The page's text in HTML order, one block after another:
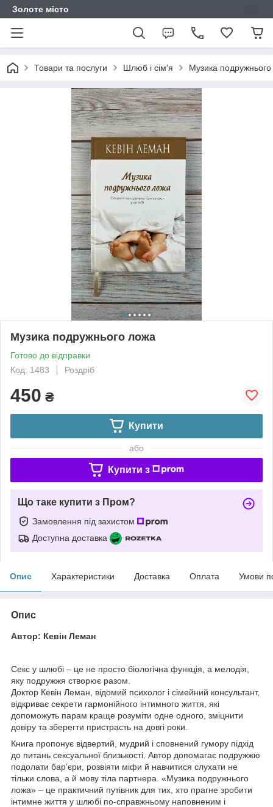
Золоте місто
Товари та послуги Шлюб і сім'я Музика
Музика подружнього ложа
Готово до відправки
Код: 1483
Роздріб
450 ₴
Купити
або
Купити з
Що таке купити з Пром?
Замовлення під захистом
Доступна доставка
Опис Характеристики Доставка Оплата Умови
Опис
Автор: Кевін Леман
Секс у шлюбі – це не просто біологічна функція, а мелодія,
яку подружжя створює разом.
Доктор Кевін Леман, відомий психолог і сімейний консультант,
відкриває секрети гармонійного інтимного життя, які
допоможуть парам краще розуміти одне одного, зміцнити
довіру та зберегти пристрасть на довгі роки.
Книга пропонує відвертий, мудрий і сповнений гумору підхід
до питань сексуальної близькості. Автор допомагає подружжю
подолати бар’єри, розвіяти міфи й навчитися слухати не
тільки слова, а й мову тіла партнера. «Музика подружнього
ложа» – це практичний путівник для тих, хто прагне зробити
інтимне життя у шлюбі по-справжньому наповненим і